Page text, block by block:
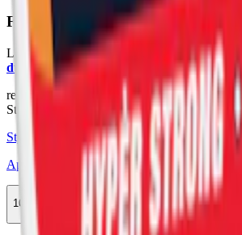
Färskt vitt snus
Läs mer om hur du förvarar Après No.3
du snuset rätt"
relaterade produkter
Stark
Styrka Stark · Slim
Après No.3 Lemon Curd Hypèr Strong
10-pack
285,50 kr